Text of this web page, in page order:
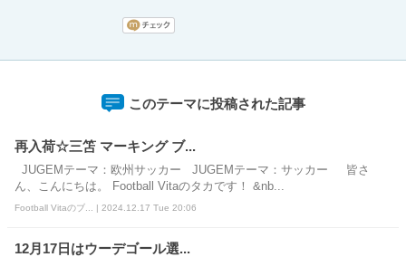
このテーマに投稿された記事
再入荷☆三笘 マーキング ブ...
JUGEMテーマ：欧州サッカー JUGEMテーマ：サッカー 皆さ
ん、こんにちは。 Football Vitaのタカです！ &nb...
Football Vitaのブ... | 2024.12.17 Tue 20:06
12月17日はウーデゴール選...